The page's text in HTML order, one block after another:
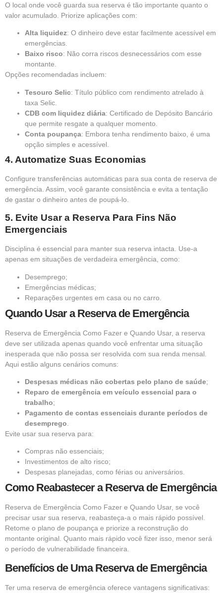
O local onde você guarda sua reserva é tão importante quanto o
valor acumulado. Priorize aplicações com:
Alta liquidez: O dinheiro deve estar facilmente acessível em
emergências.
Baixo risco: Não corra riscos desnecessários com esse
montante.
Opções recomendadas incluem:
Tesouro Selic: Título público com rendimento atrelado à
taxa Selic.
CDB com liquidez diária: Certificado de Depósito Bancário
que permite resgate a qualquer momento.
Conta poupança: Embora tenha rendimento baixo, é uma
opção simples e acessível.
4. Automatize Suas Economias
Configure transferências automáticas para sua conta de reserva de
emergência. Assim, você garante consistência e evita a tentação
de gastar o dinheiro antes de poupá-lo.
5. Evite Usar a Reserva Para Fins Não
Emergenciais
Disciplina é essencial para manter sua reserva intacta. Use-a
apenas em situações de verdadeira emergência, como:
Desemprego;
Emergências médicas;
Reparações urgentes em casa ou no carro.
Quando Usar a Reserva de Emergência
Reserva de Emergência Como Fazer e Quando Usar, a reserva
deve ser utilizada apenas quando você enfrentar uma situação
inesperada que não possa ser resolvida com sua renda mensal.
Aqui estão alguns cenários comuns:
Despesas médicas não cobertas pelo plano de saúde;
Reparo de emergência em veículo essencial para o
trabalho;
Pagamento de contas essenciais durante períodos de
desemprego
Evite usar sua reserva para:
Compras não essenciais;
Investimentos de alto risco;
Despesas planejadas, como férias ou aniversários.
Como Reabastecer a Reserva de Emergência
Reserva de Emergência Como Fazer e Quando Usar, se você
precisar usar sua reserva, reabasteça-a o mais rápido possível.
Retome o plano de poupança e priorize a reconstrução do
montante original. Quanto mais rápido você fizer isso, menor será
o período de vulnerabilidade financeira.
Benefícios de Uma Reserva de Emergência
Ter uma reserva de emergência oferece vantagens significativas: